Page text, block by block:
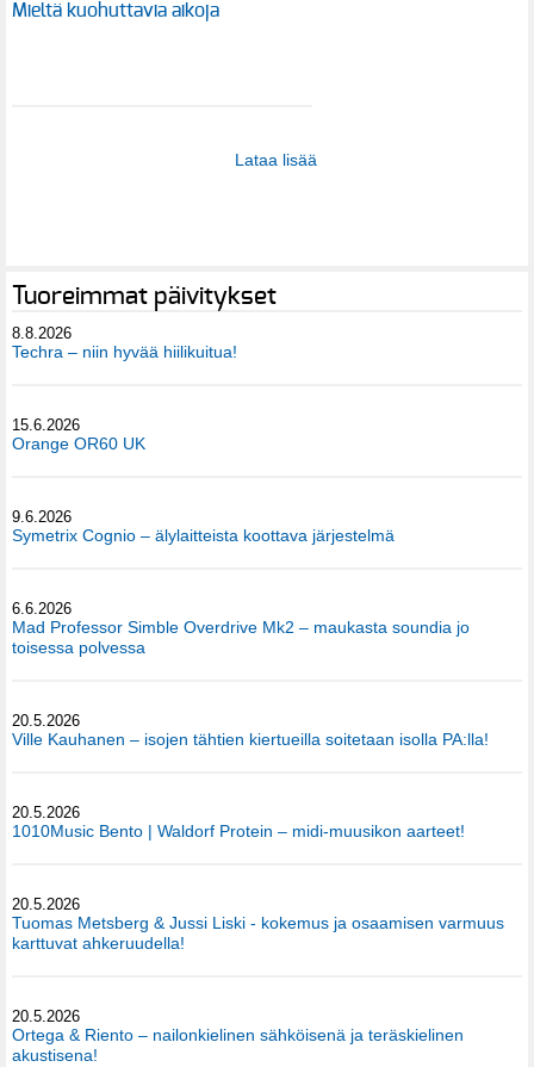
Mieltä kuohuttavia aikoja
Lataa lisää
Tuoreimmat päivitykset
8.8.2026
Techra – niin hyvää hiilikuitua!
15.6.2026
Orange OR60 UK
9.6.2026
Symetrix Cognio – älylaitteista koottava järjestelmä
6.6.2026
Mad Professor Simble Overdrive Mk2 – maukasta soundia jo
toisessa polvessa
20.5.2026
Ville Kauhanen – isojen tähtien kiertueilla soitetaan isolla PA:lla!
20.5.2026
1010Music Bento | Waldorf Protein – midi-muusikon aarteet!
20.5.2026
Tuomas Metsberg & Jussi Liski - kokemus ja osaamisen varmuus
karttuvat ahkeruudella!
20.5.2026
Ortega & Riento – nailonkielinen sähköisenä ja teräskielinen
akustisena!